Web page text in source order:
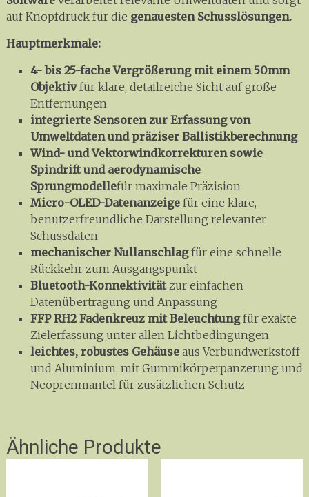
auf Knopfdruck für die genauesten Schusslösungen.
Hauptmerkmale:
4- bis 25-fache Vergrößerung mit einem 50mm
Objektivfür klare, detailreiche Sicht auf große
Entfernungen
integrierte Sensoren zur Erfassung von
Umweltdaten und präziser Ballistikberechnung
Wind- und Vektorwindkorrekturen sowie
Spindrift und aerodynamische
Sprungmodellefür maximale Präzision
Micro-OLED-Datenanzeigefür eine klare,
benutzerfreundliche Darstellung relevanter
Schussdaten
mechanischer Nullanschlagfür eine schnelle
Rückkehr zum Ausgangspunkt
Bluetooth-Konnektivitätzur einfachen
Datenübertragung und Anpassung
FFP RH2 Fadenkreuz mit Beleuchtungfür exakte
Zielerfassung unter allen Lichtbedingungen
leichtes, robustes Gehäuseaus Verbundwerkstoff
und Aluminium, mit Gummikörperpanzerung und
Neoprenmantel für zusätzlichen Schutz
Ähnliche Produkte